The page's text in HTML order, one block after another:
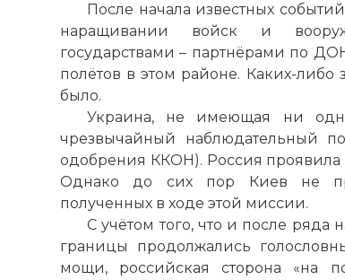
После начала известных
наращивании войск и
государствами – партнёрами по
полётов в этом районе. Каких-либо
было.
Украина, не имеющая ни
чрезвычайный наблюдательный
одобрения ККОН). Россия проявила
Однако до сих пор Киев не
полученных в ходе этой миссии.
С учётом того, что и после ряда
границы продолжались
мощи, российская сторона «на